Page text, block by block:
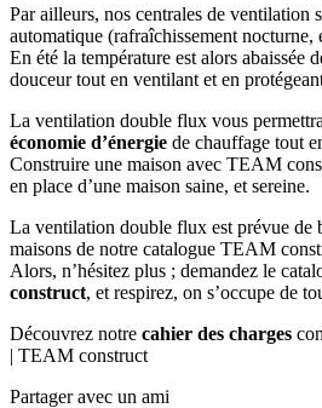
Par ailleurs, nos centrales de ventilation
automatique (rafraîchissement nocturne,
En été la température est alors abaissée
douceur tout en ventilant et en
La ventilation double flux vous
économie d’énergie de chauffage tout
Construire une maison avec TEAM
en place d’une maison saine, et sereine.
La ventilation double flux est prévue de
maisons de notre catalogue TEAM
Alors, n’hésitez plus ; demandez le
construct, et respirez, on s’occupe de
Découvrez notre cahier des charges
| TEAM construct
Partager avec un ami